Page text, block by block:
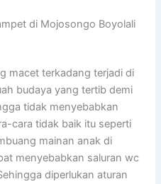
di Mojosongo Boyolali
macet terkadang terjadi di
budaya yang tertib demi
tidak menyebabkan
cara tidak baik itu seperti
mainan anak di
menyebabkan saluran wc
diperlukan aturan